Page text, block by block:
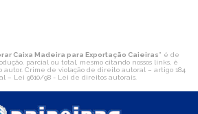
Caixa Madeira para Exportação Caieiras" é de
parcial ou total, mesmo citando nossos links, é
autor. Crime de violação de direito autoral – artigo 184
– Lei 9610/98 - Lei de direitos autorais.